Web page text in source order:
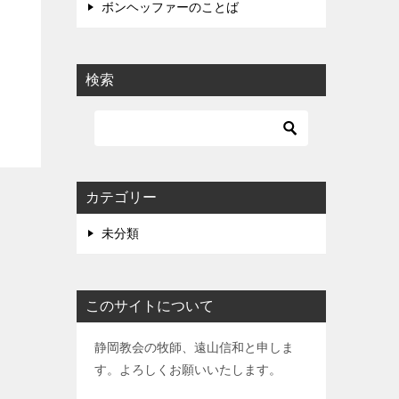
ボンヘッファーのことば
検索
カテゴリー
未分類
このサイトについて
静岡教会の牧師、遠山信和と申しま
す。よろしくお願いいたします。